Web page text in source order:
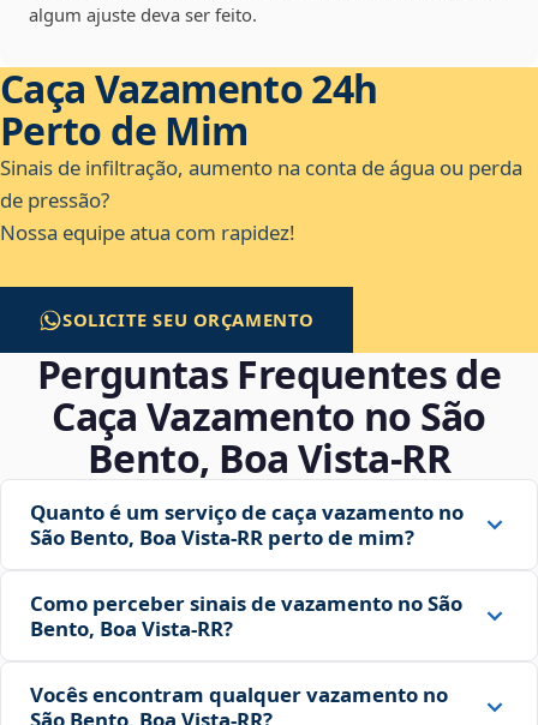
algum ajuste deva ser feito.
Caça Vazamento 24h
Perto de Mim
Sinais de infiltração, aumento na conta de água ou perda
de pressão?
Nossa equipe atua com rapidez!
SOLICITE SEU ORÇAMENTO
Perguntas Frequentes de
Caça Vazamento no São
Bento, Boa Vista‑RR
Quanto é um serviço de caça vazamento no
São Bento, Boa Vista‑RR perto de mim?
Como perceber sinais de vazamento no São
Bento, Boa Vista‑RR?
Vocês encontram qualquer vazamento no